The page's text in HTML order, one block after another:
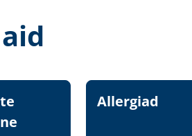
Allergiad